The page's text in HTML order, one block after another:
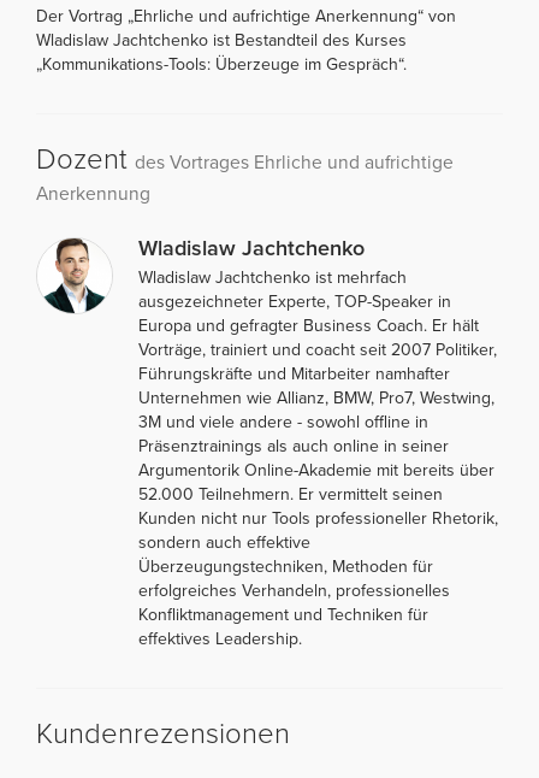
Der Vortrag „Ehrliche und aufrichtige Anerkennung“ von
Wladislaw Jachtchenko ist Bestandteil des Kurses
„Kommunikations-Tools: Überzeuge im Gespräch“.
Dozent des Vortrages Ehrliche und aufrichtige
Anerkennung
Wladislaw Jachtchenko
Wladislaw Jachtchenko ist mehrfach
ausgezeichneter Experte, TOP-Speaker in
Europa und gefragter Business Coach. Er hält
Vorträge, trainiert und coacht seit 2007 Politiker,
Führungskräfte und Mitarbeiter namhafter
Unternehmen wie Allianz, BMW, Pro7, Westwing,
3M und viele andere - sowohl offline in
Präsenztrainings als auch online in seiner
Argumentorik Online-Akademie mit bereits über
52.000 Teilnehmern. Er vermittelt seinen
Kunden nicht nur Tools professioneller Rhetorik,
sondern auch effektive
Überzeugungstechniken, Methoden für
erfolgreiches Verhandeln, professionelles
Konfliktmanagement und Techniken für
effektives Leadership.
Kundenrezensionen